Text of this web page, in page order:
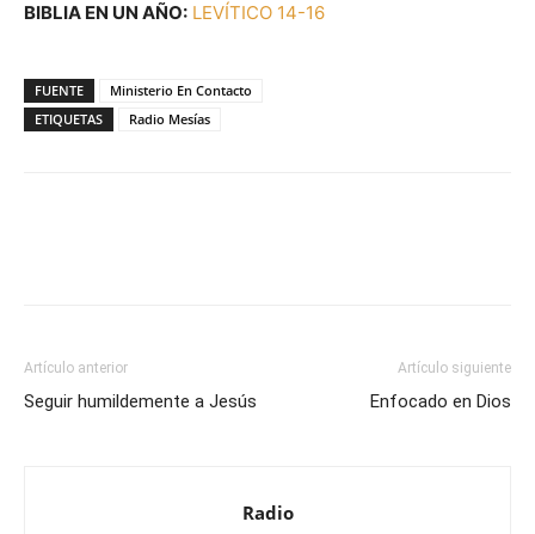
BIBLIA EN UN AÑO: LEVÍTICO 14-16
FUENTE
Ministerio En Contacto
ETIQUETAS
Radio Mesías
Artículo anterior
Seguir humildemente a Jesús
Artículo siguiente
Enfocado en Dios
Radio